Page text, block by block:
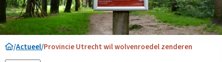
/Actueel/Provincie Utrecht wil wolvenroedel zenderen